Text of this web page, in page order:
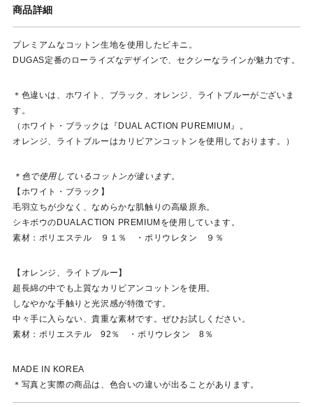
商品詳細
プレミアムなコットン生地を使用したビキニ。
DUGAS定番のローライズなデザインで、セクシーなラインが魅力です。
＊色違いは、ホワイト、ブラック、オレンジ、ライトブルーがございま
す。
（ホワイト・ブラックは『DUAL ACTION PUREMIUM』。
オレンジ、ライトブルーはカリビアンコットンを使用しております。）
＊色で使用しているコットンが違います。
【ホワイト・ブラック】
毛羽立ちが少なく、なめらかな肌触りの高級原糸。
シキボウのDUALACTION PREMIUMを使用しています。
素材：ポリエステル ９１％ ・ポリウレタン ９％
【オレンジ、ライトブルー】
超長綿の中でも上質なカリビアンコットンを使用。
しなやかな手触りと光沢感が特徴です。
中々手に入らない、貴重な素材です。ぜひお試しください。
素材：ポリエステル 92％ ・ポリウレタン 8％
MADE IN KOREA
＊写真と実際の商品は、色合いの違いが出ることがあります。